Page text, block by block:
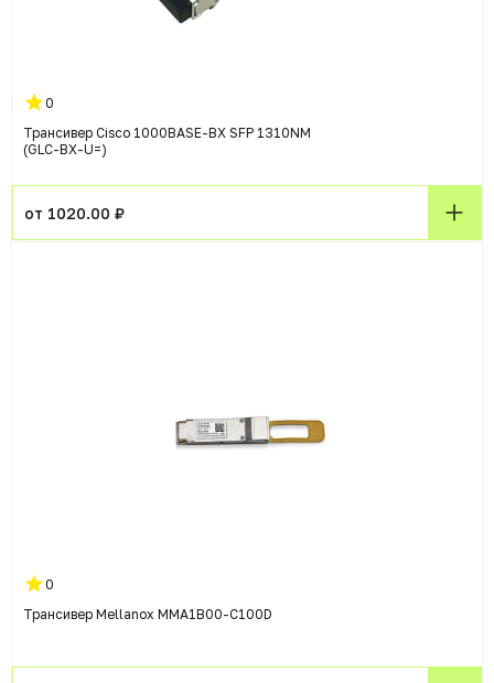
0
Трансивер Cisco 1000BASE-BX SFP 1310NM
(GLC-BX-U=)
от 1020.00 ₽
0
Трансивер Mellanox MMA1B00-C100D